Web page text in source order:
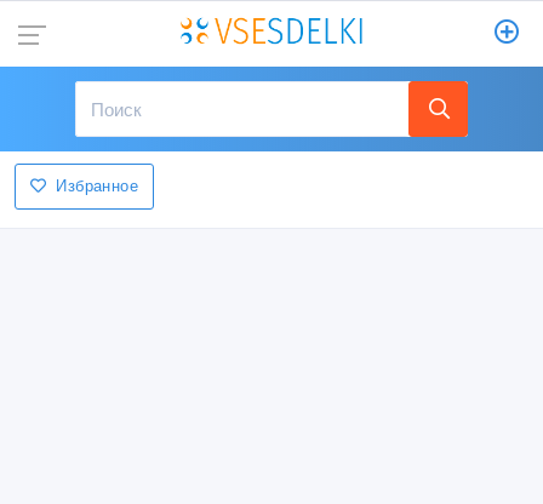
Избранное